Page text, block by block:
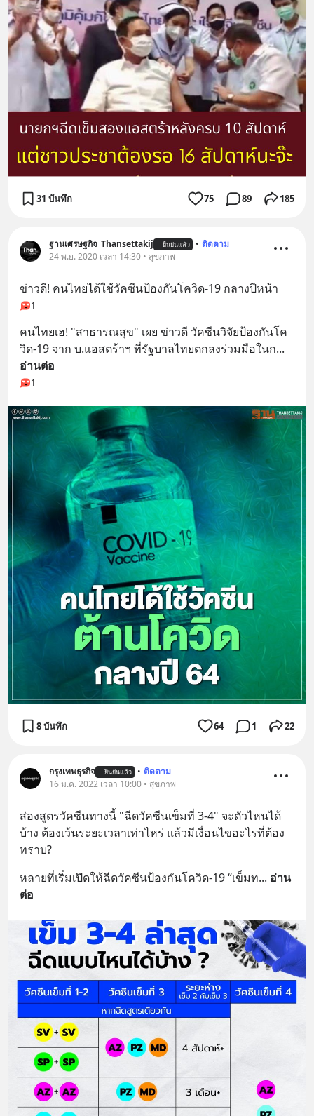
31 บันทึก 75 89 185
ฐานเศรษฐกิจ_Thansettakij ยืนยันแล้ว • ติดตาม
24 พ.ย. 2020 เวลา 14:30 • สุขภาพ
ข่าวดี! คนไทยได้ใช้วัคซีนป้องกันโควิด-19 กลางปีหน้า
1
คนไทยเฮ! "สาธารณสุข" เผย ข่าวดี วัคซีนวิจัยป้องกันโค
วิด-19 จาก บ.แอสตร้าฯ ที่รัฐบาลไทยตกลงร่วมมือในก
อ่านต่อ
1
8 บันทึก 64 1 22
กรุงเทพธุรกิจ ยืนยันแล้ว • ติดตาม
16 ม.ค. 2022 เวลา 10:00 • สุขภาพ
ส่องสูตรวัคซีนทางนี้ "ฉีดวัคซีนเข็มที่ 3-4" จะตัวไหนได้
บ้าง ต้องเว้นระยะเวลาเท่าไหร่ แล้วมีเงื่อนไขอะไรที่ต้อง
ทราบ?
หลายที่เริ่มเปิดให้ฉีดวัคซีนป้องกันโควิด-19 “เข็มท... อ่าน
ต่อ